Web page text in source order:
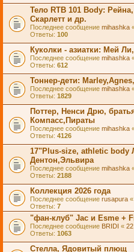
Тело RTB 101 Body:
Скарлетт и др.
Последнее сообщение mihashka
Ответы: 100
Куколки - азиатки: Мей
Последнее сообщение mihashka
Ответы: 612
Тоннер-дети:
Последнее сообщение mihashka
Ответы: 1829
Поттер, Ненси Дрю,
Компасс,Пираты
Последнее сообщение mihashka
Ответы: 4126
17"Plus-size, athletic body
Дентон,Эльвира
Последнее сообщение mihashka
Ответы: 2188
Коллекция 2026 года
Последнее сообщение rusapura «
Ответы: 7
"фан-клуб" Jac и Esme +
Последнее сообщение BRIDI «
Ответы: 1063
Стелла, Ядовитый плющ